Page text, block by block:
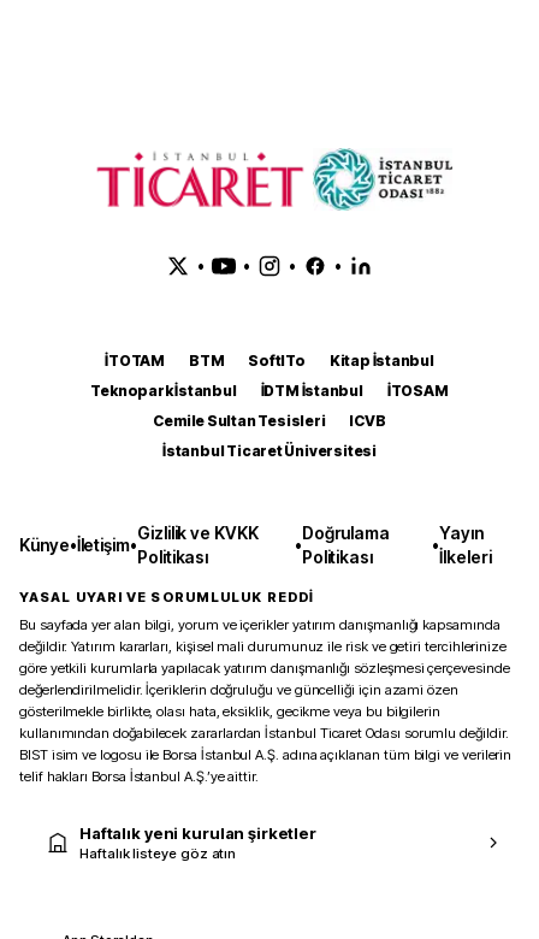
• • • •
İTOTAM BTM SoftITo
Kitap İstanbul
Teknopark İstanbul
İDTM İstanbul
İTOSAM
Cemile Sultan Tesisleri
ICVB
İstanbul Ticaret Üniversitesi
Künye•İletişim•
Gizlilik ve KVKK
Politikası
•
Doğrulama
Politikası
•
Yayın
İlkeleri
YASAL UYARI VE SORUMLULUK REDDİ
Bu sayfada yer alan bilgi, yorum ve içerikler yatırım danışmanlığı kapsamında
değildir. Yatırım kararları, kişisel mali durumunuz ile risk ve getiri tercihlerinize
göre yetkili kurumlarla yapılacak yatırım danışmanlığı sözleşmesi çerçevesinde
değerlendirilmelidir. İçeriklerin doğruluğu ve güncelliği için azami özen
gösterilmekle birlikte, olası hata, eksiklik, gecikme veya bu bilgilerin
kullanımından doğabilecek zararlardan İstanbul Ticaret Odası sorumlu değildir.
BIST isim ve logosu ile Borsa İstanbul A.Ş. adına açıklanan tüm bilgi ve verilerin
telif hakları Borsa İstanbul A.Ş.’ye aittir.
Haftalık yeni kurulan şirketler
Haftalık listeye göz atın